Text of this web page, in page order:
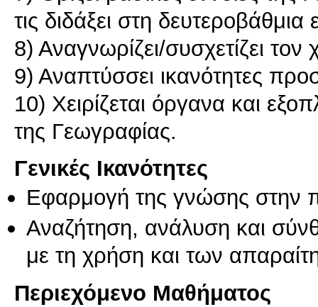
τις διδάξει στη δευτεροβάθμια
8) Αναγνωρίζει/συσχετίζει
9) Αναπτύσσει ικανότητες
10) Χειρίζεται όργανα και
της Γεωγραφίας.
Γενικές Ικανότητες
Εφαρμογή της γνώσης στην
Αναζήτηση, ανάλυση και
με τη χρήση και των
Περιεχόμενο Μαθήματος